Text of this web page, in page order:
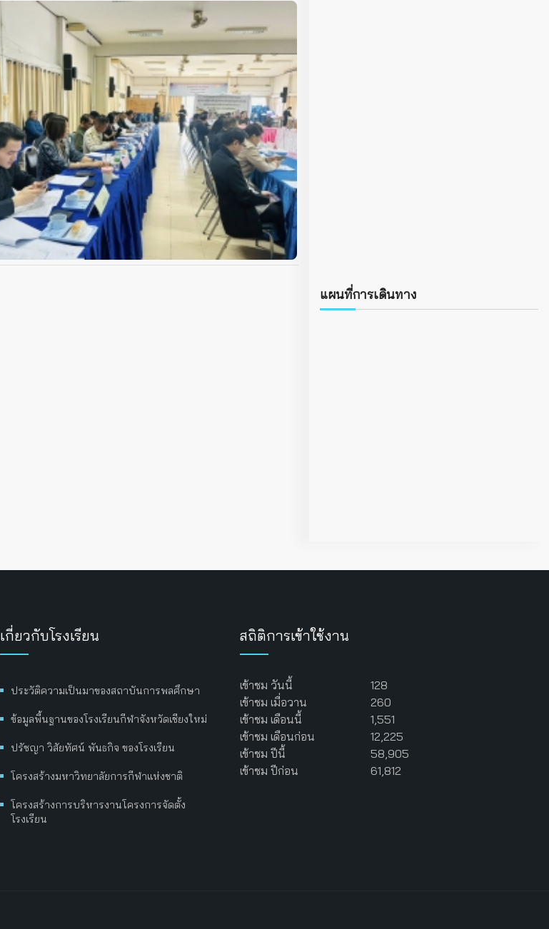
แผนที่การเดินทาง
เกี่ยวกับโรงเรียน
ประวัติความเป็นมาของสถาบันการพลศึกษา
ข้อมูลพื้นฐานของโรงเรียนกีฬาจังหวัดเชียงใหม่
ปรัชญา วิสัยทัศน์ พันธกิจ ของโรงเรียน
โครงสร้างมหาวิทยาลัยการกีฬาแห่งชาติ
โครงสร้างการบริหารงานโครงการจัดตั้ง
โรงเรียน
สถิติการเข้าใช้งาน
เข้าชม วันนี้
128
เข้าชม เมื่อวาน
260
เข้าชม เดือนนี้
1,551
เข้าชม เดือนก่อน
12,225
เข้าชม ปีนี้
58,905
เข้าชม ปีก่อน
61,812